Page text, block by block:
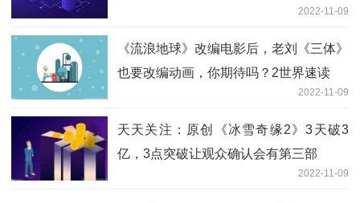
2022-11-09
《流浪地球》改编电影后，老刘《三体》
也要改编动画，你期待吗？2世界速读
2022-11-09
天天关注：原创《冰雪奇缘2》3天破3
亿，3点突破让观众确认会有第三部
2022-11-09